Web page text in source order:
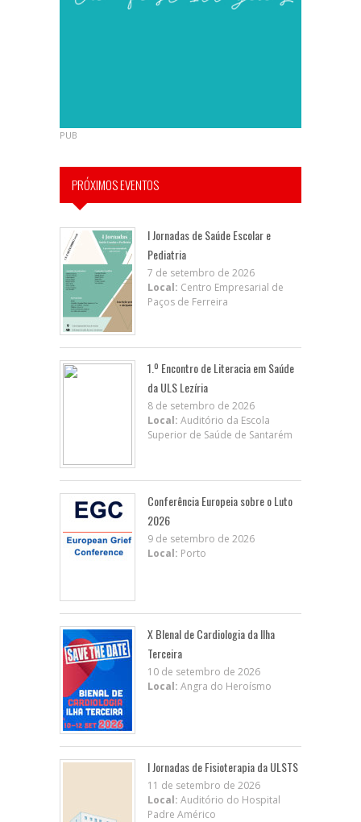
PUB
PRÓXIMOS EVENTOS
I Jornadas de Saúde Escolar e
Pediatria
7 de setembro de 2026
Local: Centro Empresarial de
Paços de Ferreira
1.º Encontro de Literacia em Saúde
da ULS Lezíria
8 de setembro de 2026
Local: Auditório da Escola
Superior de Saúde de Santarém
Conferência Europeia sobre o Luto
2026
9 de setembro de 2026
Local: Porto
X BIenal de Cardiologia da Ilha
Terceira
10 de setembro de 2026
Local: Angra do Heroísmo
I Jornadas de Fisioterapia da ULSTS
11 de setembro de 2026
Local: Auditório do Hospital
Padre Américo